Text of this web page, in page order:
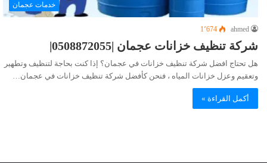
خدمات عجمان
ahmed 1٬674
شركة تنظيف خزانات عجمان |0508872055|
هل تحتاج افضل شركة تنظيف خزانات في عجمان؟ إذا كنت بحاجة لتنظيف وتطهير
وتعقيم وعزل خزانات المياه ، فنحن كأفضل شركة تنظيف خزانات في عجمان…
أكمل القراءة »